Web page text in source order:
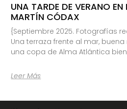
UNA TARDE DE VERANO EN
MARTÍN CÓDAX
{Septiembre 2025. Fotografías
Una terraza frente al mar,
una copa de Alma Atlántica
Leer Más